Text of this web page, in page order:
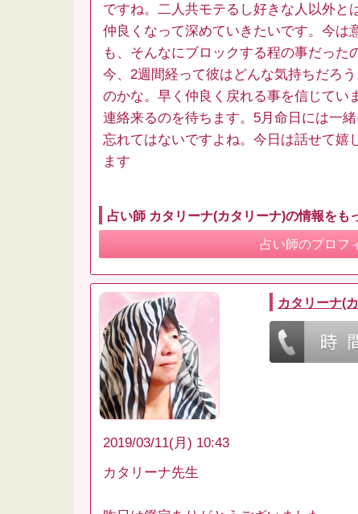
ですね。二人共モテるし好きな人以外と
仲良くなって深めていきたいです。今は
も、そんなにブロックする程の事だった
今、2週間経って彼はどんな気持ちだろ
のかな。早く仲良く戻れる事を信じてい
連絡来るのを待ちます。5月命日には一
忘れてはないですよね。今日は話せて嬉
ます
占い師 カタリーナ(カタリーナ)の情報をも
占い師のプロフ
カタリーナ(
2019/03/11(月) 10:43
カタリーナ先生